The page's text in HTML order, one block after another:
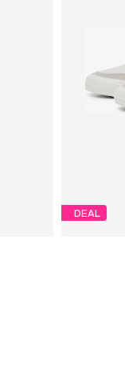
DEAL